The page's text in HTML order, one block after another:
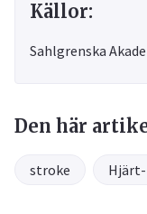
Källor:
Sahlgrenska
Den här
stroke